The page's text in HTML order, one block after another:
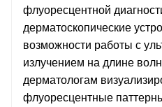
флуоресцентной
дерматоскопические
возможности работы с
излучением на длине
дерматологам
флуоресцентные